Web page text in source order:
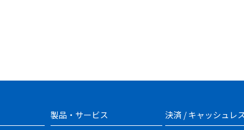
製品・サービス
決済 / キャッシュレ